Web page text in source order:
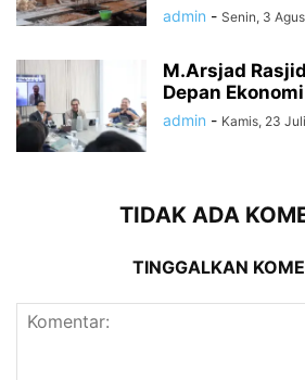
admin - Senin, 3
M.Arsjad
Depan
admin - Kamis, 23
TIDAK ADA
TINGGALKAN